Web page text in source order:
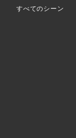
すべてのシーン